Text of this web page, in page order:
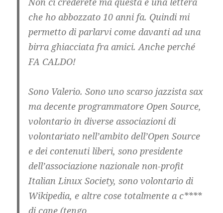
che ho abbozzato 10 anni fa. Quindi mi
permetto di parlarvi come davanti ad una
birra ghiacciata fra amici. Anche perché
FA CALDO!
Sono Valerio. Sono uno scarso jazzista sax
ma decente programmatore Open Source,
volontario in diverse associazioni di
volontariato nell’ambito dell’Open Source
e dei contenuti liberi, sono presidente
dell’associazione nazionale non-profit
Italian Linux Society, sono volontario di
Wikipedia, e altre cose totalmente a c****